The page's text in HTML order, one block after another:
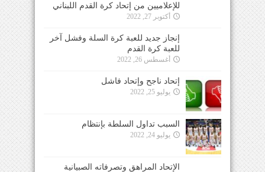
للإعلاميين من إتحاد كرة القدم اللبناني
أكتوبر 27, 2022
إنجاز جديد للعبة كرة السلة وفشل آخر
للعبة كرة القدم
أغسطس 26, 2022
إتحاد ناجح وإتحاد فاشل
يوليو 25, 2022
السبب تداول السلطة بإنتظام
يوليو 24, 2022
الإتحاد المراهق وتصرفاته الصبيانية